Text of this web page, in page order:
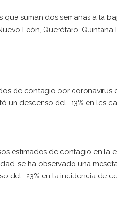
suman dos semanas a la
León, Querétaro, Quintana
de contagio por coronavirus
un descenso del -13% en los
estimados de contagio en la
se ha observado una
del -23% en la incidencia de